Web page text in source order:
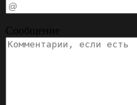
Сообщение